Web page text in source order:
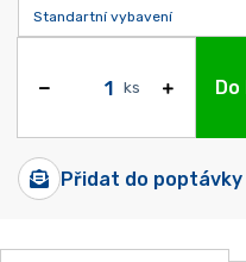
Standartní vybavení
ks
Přidat do poptávky